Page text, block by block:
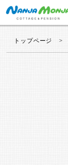
トップページ